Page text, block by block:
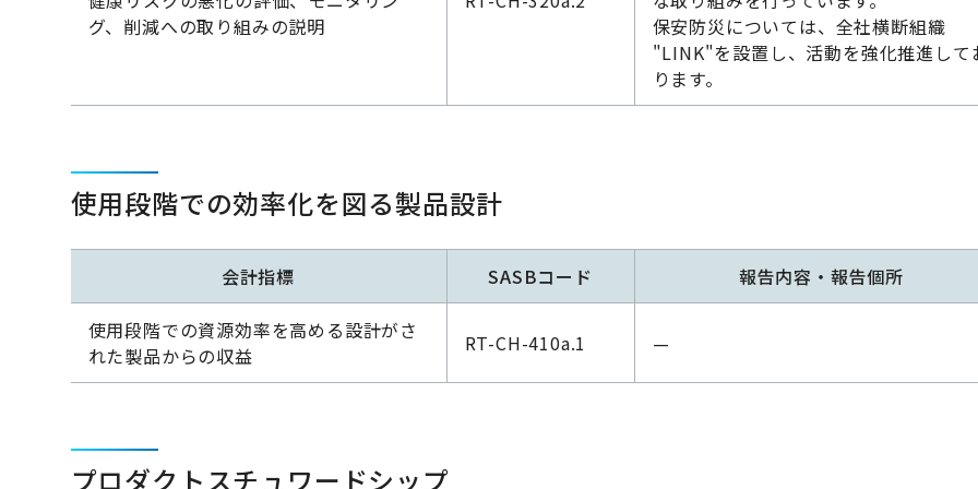
グ、削減への取り組みの説明
保安防災については、全社横断組織
"LINK"を設置し、活動を強化推進して
ります。
使用段階での効率化を図る製品設計
会計指標 SASBコード 報告内容・報告個所
使用段階での資源効率を高める設計がさ
れた製品からの収益
RT-CH-410a.1 —
プロダクトスチュワードシップ